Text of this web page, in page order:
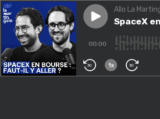
Play episode
Allo La
SpaceX
00:00
30 1x 30